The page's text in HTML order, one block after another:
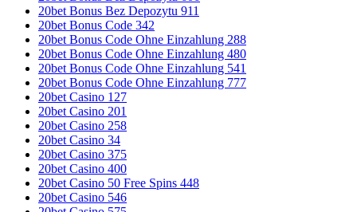
20bet Bonus Bez Depozytu 911
20bet Bonus Code 342
20bet Bonus Code Ohne Einzahlung 288
20bet Bonus Code Ohne Einzahlung 480
20bet Bonus Code Ohne Einzahlung 541
20bet Bonus Code Ohne Einzahlung 777
20bet Casino 127
20bet Casino 201
20bet Casino 258
20bet Casino 34
20bet Casino 375
20bet Casino 400
20bet Casino 50 Free Spins 448
20bet Casino 546